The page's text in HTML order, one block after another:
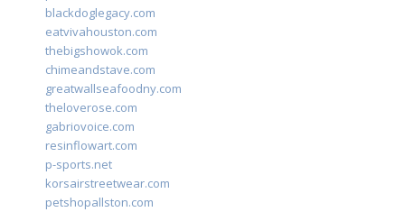
blackdoglegacy.com
eatvivahouston.com
thebigshowok.com
chimeandstave.com
greatwallseafoodny.com
theloverose.com
gabriovoice.com
resinflowart.com
p-sports.net
korsairstreetwear.com
petshopallston.com